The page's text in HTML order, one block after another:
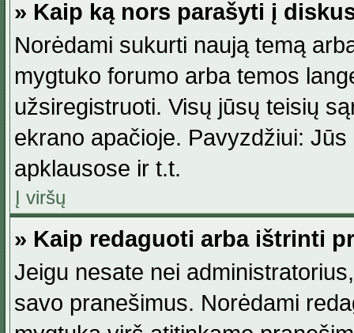
» Kaip ką nors parašyti į
Norėdami sukurti naują temą
mygtuko forumo arba temos
užsiregistruoti. Visų jūsų teisių
ekrano apačioje. Pavyzdžiui:
apklausose ir t.t.
Į viršų
» Kaip redaguoti arba ištrinti
Jeigu nesate nei
savo pranešimus. Norėdami